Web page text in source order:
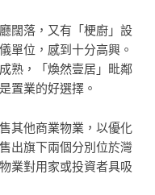
闊落，又有「梗廚」設
單位，感到十分高興。
熟，「煥然壹居」毗鄰
置業的好選擇。
其他商業物業，以優化
出旗下兩個分別位於灣
業對用家或投資者具吸